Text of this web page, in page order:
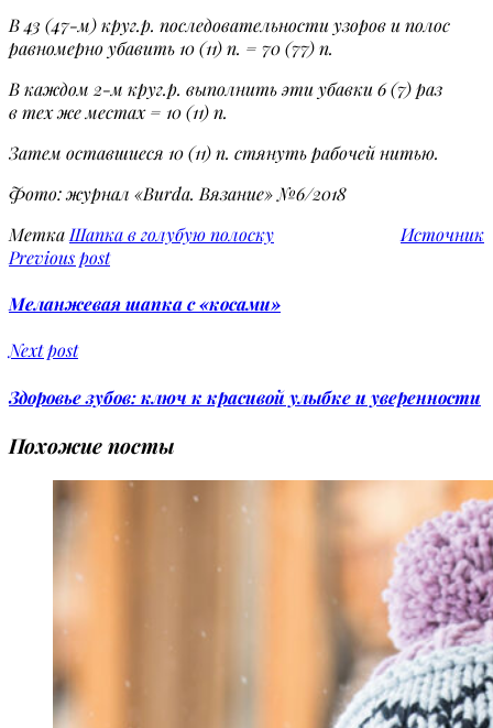
В 43 (47-м) круг.р. последовательности узоров и полос
равномерно убавить 10 (11) п. = 70 (77) п.
В каждом 2-м круг.р. выполнить эти убавки 6 (7) раз
в тех же местах = 10 (11) п.
Затем оставшиеся 10 (11) п. стянуть рабочей нитью.
Фото: журнал «Burda. Вязание» №6/2018
Источник
Метка Шапка в голубую полоску
Previous post
Меланжевая шапка с «косами»
Next post
Здоровье зубов: ключ к красивой улыбке и уверенности
Похожие посты